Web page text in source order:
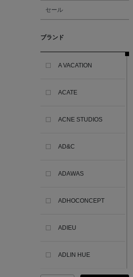
セール
ブランド
A VACATION
ACATE
ACNE STUDIOS
AD&C
ADAWAS
ADHOCONCEPT
ADIEU
ADLIN HUE